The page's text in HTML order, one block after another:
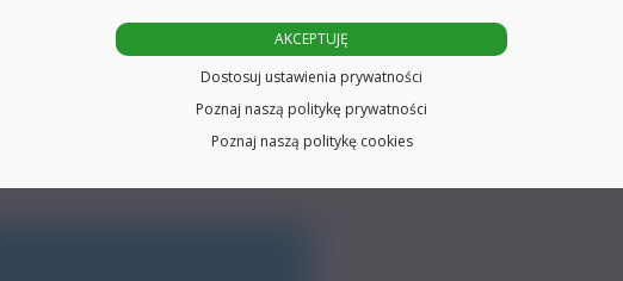
:
AKCEPTUJĘ
Dostosuj ustawienia prywatności
Poznaj naszą politykę prywatności
Poznaj naszą politykę cookies